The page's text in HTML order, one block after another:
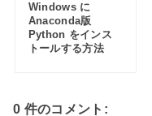
Windows に
Anaconda版
Python をインス
トールする方法
0 件のコメント: